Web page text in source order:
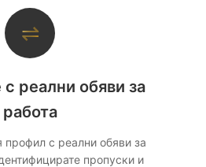
⇌
реални обяви за
работа
профил с реални обяви за
пропуски и